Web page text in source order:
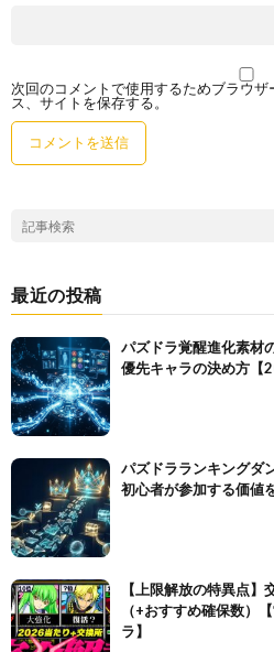
次回のコメントで使用するためブラウ
ス、サイトを保存する。
最近の投稿
パズドラ覚醒進化素材
優先キャラの決め方【
パズドラランキングダ
初心者が参加する価値
【上限解放の特異点
（+おすすめ確保数）
ラ】